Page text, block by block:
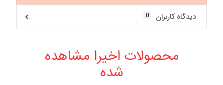
دیدگاه کاربران
0
محصولات اخیرا مشاهده
شده